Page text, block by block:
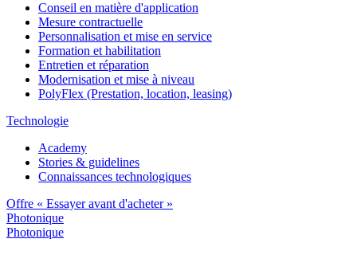
Conseil en matière d'application
Mesure contractuelle
Personnalisation et mise en service
Formation et habilitation
Entretien et réparation
Modernisation et mise à niveau
PolyFlex (Prestation, location, leasing)
Technologie
Academy
Stories & guidelines
Connaissances technologiques
Offre « Essayer avant d'acheter »
Photonique
Photonique